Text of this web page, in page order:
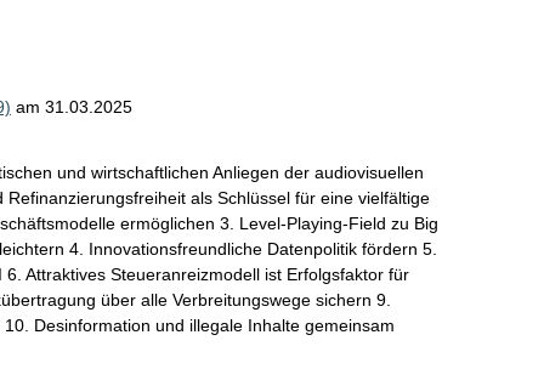
am 31.03.2025
und wirtschaftlichen Anliegen der audiovisuellen
als Schlüssel für eine vielfältige
ermöglichen 3. Level-Playing-Field zu Big
4. Innovationsfreundliche Datenpolitik fördern 5.
Attraktives Steueranreizmodell ist Erfolgsfaktor für
über alle Verbreitungswege sichern 9.
Desinformation und illegale Inhalte gemeinsam